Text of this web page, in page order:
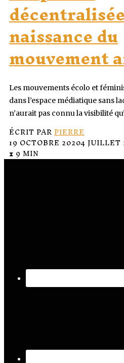
naissance du
mouvement
Les mouvements écolo et
dans l’espace médiatique sans
n’aurait pas connu la visibilité
ÉCRIT PARPIERRE
19 OCTOBRE 20204 JUILLET
⧗ 9 MIN